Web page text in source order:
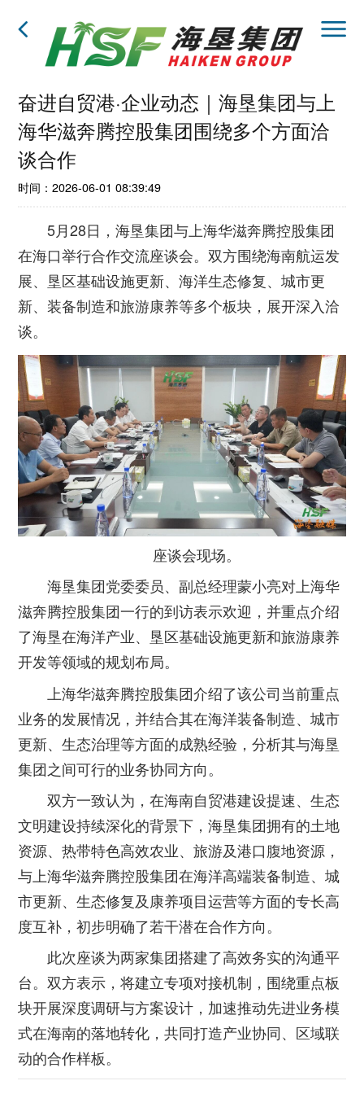
奋进自贸港·企业动态｜海垦集团与上
海华滋奔腾控股集团围绕多个方面洽
谈合作
时间：2026-06-01 08:39:49
5月28日，海垦集团与上海华滋奔腾控股集团
在海口举行合作交流座谈会。双方围绕海南航运发
展、垦区基础设施更新、海洋生态修复、城市更
新、装备制造和旅游康养等多个板块，展开深入洽
谈。
座谈会现场。
海垦集团党委委员、副总经理蒙小亮对上海华
滋奔腾控股集团一行的到访表示欢迎，并重点介绍
了海垦在海洋产业、垦区基础设施更新和旅游康养
开发等领域的规划布局。
上海华滋奔腾控股集团介绍了该公司当前重点
业务的发展情况，并结合其在海洋装备制造、城市
更新、生态治理等方面的成熟经验，分析其与海垦
集团之间可行的业务协同方向。
双方一致认为，在海南自贸港建设提速、生态
文明建设持续深化的背景下，海垦集团拥有的土地
资源、热带特色高效农业、旅游及港口腹地资源，
与上海华滋奔腾控股集团在海洋高端装备制造、城
市更新、生态修复及康养项目运营等方面的专长高
度互补，初步明确了若干潜在合作方向。
此次座谈为两家集团搭建了高效务实的沟通平
台。双方表示，将建立专项对接机制，围绕重点板
块开展深度调研与方案设计，加速推动先进业务模
式在海南的落地转化，共同打造产业协同、区域联
动的合作样板。